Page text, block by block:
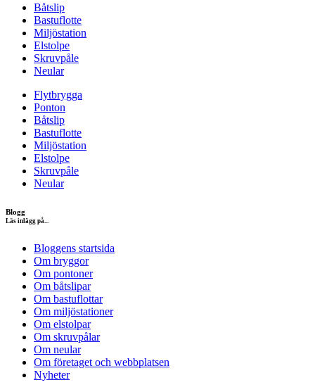
Båtslip
Bastuflotte
Miljöstation
Elstolpe
Skruvpåle
Neular
Flytbrygga
Ponton
Båtslip
Bastuflotte
Miljöstation
Elstolpe
Skruvpåle
Neular
Blogg
Läs inlägg på...
Bloggens startsida
Om bryggor
Om pontoner
Om båtslipar
Om bastuflottar
Om miljöstationer
Om elstolpar
Om skruvpålar
Om neular
Om företaget och webbplatsen
Nyheter